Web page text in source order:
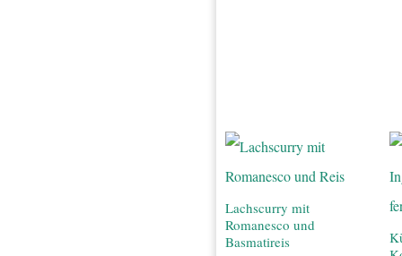
Lachscurry mit
Romanesco und
Basmatireis